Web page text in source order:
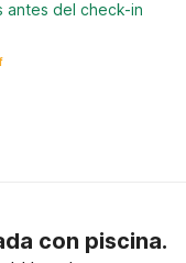
antes del check-in
con piscina.